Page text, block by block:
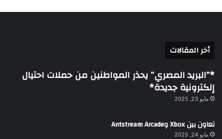
أخر المقالات
*”البريد المصري” يحذر المواطنين من حملات احتيال
إلكترونية جديدة*
مايو 23, 2025
تعاون بين Xbox وAntstream Arcade
مايو 24, 2025